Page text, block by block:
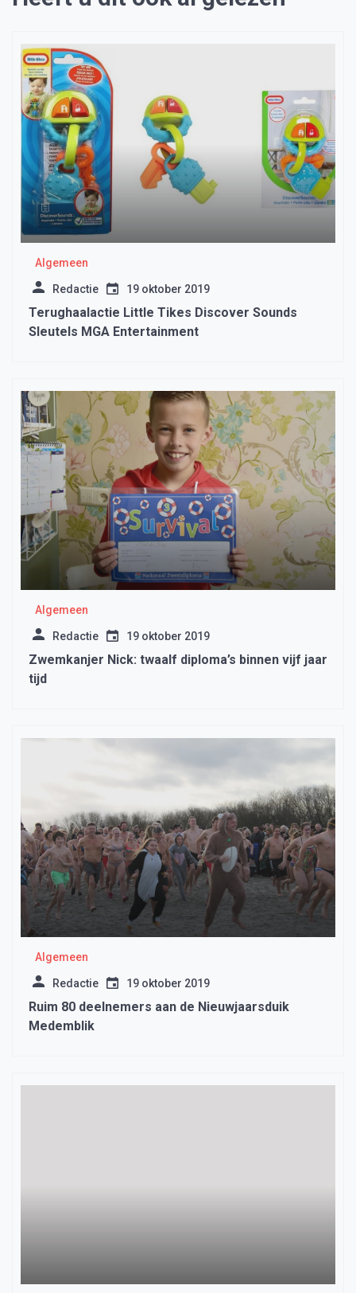
Algemeen
Redactie 19 oktober 2019
Terughaalactie Little Tikes Discover Sounds
Sleutels MGA Entertainment
Algemeen
Redactie 19 oktober 2019
Zwemkanjer Nick: twaalf diploma’s binnen vijf jaar
tijd
Algemeen
Redactie 19 oktober 2019
Ruim 80 deelnemers aan de Nieuwjaarsduik
Medemblik